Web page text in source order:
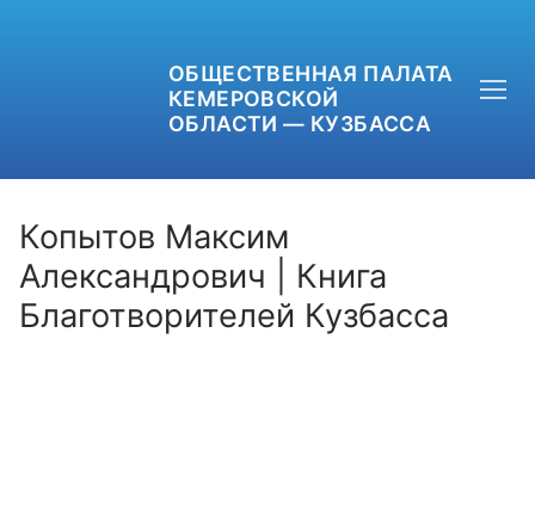
ОБЩЕСТВЕННАЯ ПАЛАТА
КЕМЕРОВСКОЙ
ОБЛАСТИ — КУЗБАССА
+7 (3842) 58-82-40
Копытов Максим
Александрович | Книга
Благотворителей Кузбасса